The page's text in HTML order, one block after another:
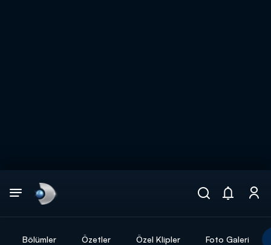
Bölümler Özetler Özel Klipler Foto Galeri